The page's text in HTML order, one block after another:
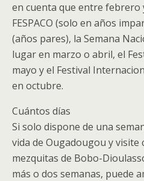
en cuenta que entre febrero
FESPACO (solo en años
(años pares), la Semana
lugar en marzo o abril, el
mayo y el Festival
en octubre.
Cuántos días
Si solo dispone de una
vida de Ougadougou y visite
mezquitas de Bobo-
más o dos semanas, puede